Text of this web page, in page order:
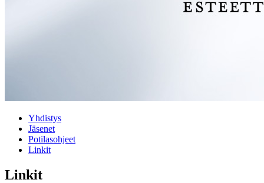
Yhdistys
Jäsenet
Potilasohjeet
Linkit
Linkit